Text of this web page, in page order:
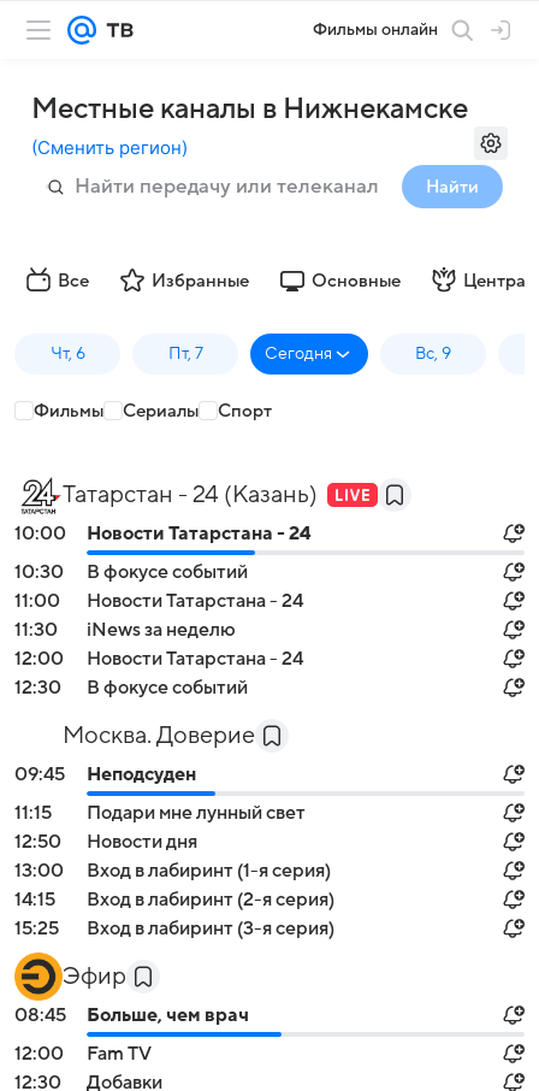
Фильмы онлайн
Местные каналы в Нижнекамске
(Сменить регион)
Найти
Все Избранные Основные
Чт, 6 Пт, 7 Сегодня Вс, 9
Фильмы Сериалы Спорт
Татарстан - 24 (Казань)
10:00
Новости Татарстана - 24
10:30
В фокусе событий
11:00
Новости Татарстана - 24
11:30
iNews за неделю
12:00
Новости Татарстана - 24
12:30
В фокусе событий
Москва. Доверие
09:45
Неподсуден
11:15
Подари мне лунный свет
12:50
Новости дня
13:00
Вход в лабиринт (1-я серия)
14:15
Вход в лабиринт (2-я серия)
15:25
Вход в лабиринт (3-я серия)
Эфир
08:45
Больше, чем врач
12:00
Fam TV
12:30
Добавки